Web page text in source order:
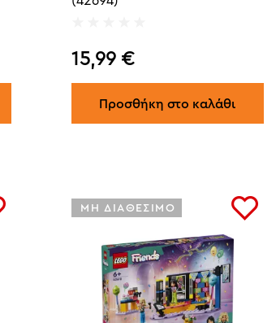
15,99€
Προσθήκη στο καλάθι
ΜΗ ΔΙΑΘΕΣΙΜΟ